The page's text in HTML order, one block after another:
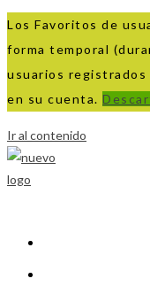
Los Favoritos de
forma temporal
usuarios registrados
en su cuenta.
Ir al contenido